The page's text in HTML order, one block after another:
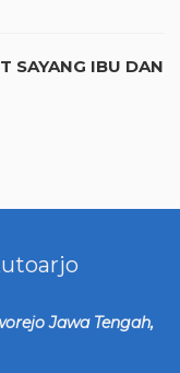
SAYANG IBU DAN
Jawa Tengah,